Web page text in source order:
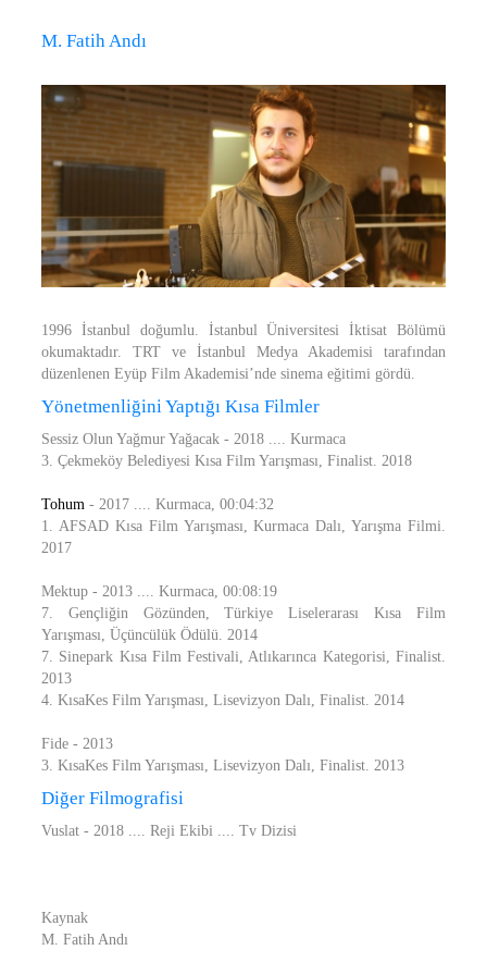
M. Fatih Andı
1996 İstanbul doğumlu. İstanbul Üniversitesi İktisat Bölümü
okumaktadır. TRT ve İstanbul Medya Akademisi tarafından
düzenlenen Eyüp Film Akademisi’nde sinema eğitimi gördü.
Yönetmenliğini Yaptığı Kısa Filmler
Sessiz Olun Yağmur Yağacak - 2018 .... Kurmaca
3. Çekmeköy Belediyesi Kısa Film Yarışması, Finalist. 2018
Tohum - 2017 .... Kurmaca, 00:04:32
1. AFSAD Kısa Film Yarışması, Kurmaca Dalı, Yarışma Filmi.
2017
Mektup - 2013 .... Kurmaca, 00:08:19
7. Gençliğin Gözünden, Türkiye Liselerarası Kısa Film
Yarışması, Üçüncülük Ödülü. 2014
7. Sinepark Kısa Film Festivali, Atlıkarınca Kategorisi, Finalist.
2013
4. KısaKes Film Yarışması, Lisevizyon Dalı, Finalist. 2014
Fide - 2013
3. KısaKes Film Yarışması, Lisevizyon Dalı, Finalist. 2013
Diğer Filmografisi
Vuslat - 2018 .... Reji Ekibi .... Tv Dizisi
Kaynak
M. Fatih Andı